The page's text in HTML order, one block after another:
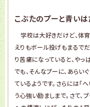
こぶたのプーと青いは
学校は大好きだけど、体
えりもボール投げもまるでだ
り苦痛になっていると、やっ
でも、そんなプーに、あらい
ているようです。さらには「
う心強い励ましまで。さて、